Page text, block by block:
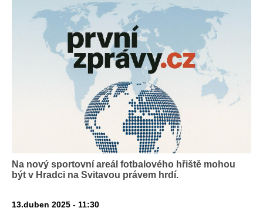
Na nový sportovní areál fotbalového hřiště mohou
být v Hradci na Svitavou právem hrdí.
13.duben 2025 - 11:30